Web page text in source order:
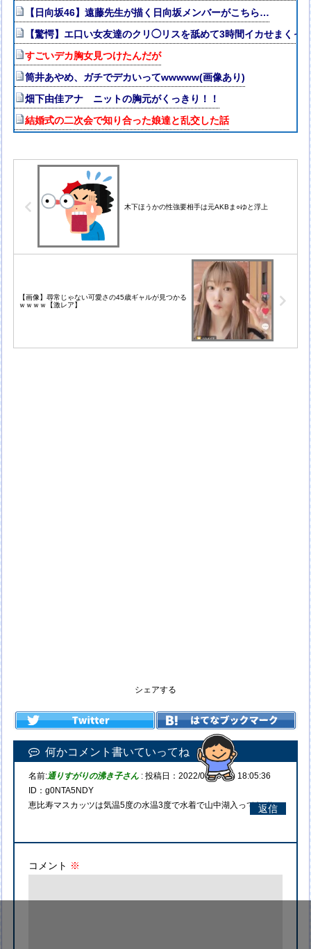
【日向坂46】遠藤先生が描く日向坂メンバーがこちら…
【驚愕】エ口い女友達のクリ◯リスを舐めて3時間イカせまくっ
すごいデカ胸女見つけたんだが
筒井あやめ、ガチでデカいってwwwww(画像あり)
畑下由佳アナ ニットの胸元がくっきり！！
結婚式の二次会で知り合った娘達と乱交した話
木下ほうかの性強要相手は元AKBま○ゆと浮上
【画像】尋常じゃない可愛さの45歳ギャルが見つかる
ｗｗｗｗ【激レア】
シェアする
何かコメント書いていってね
名前:通りすがりの沸き子さん : 投稿日：2022/08/25(木) 18:05:36
ID：g0NTA5NDY
恵比寿マスカッツは気温5度の水温3度で水着で山中湖入ってたぞ
返信
コメント ※